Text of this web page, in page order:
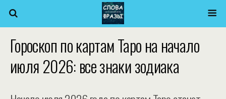
Гороскоп по картам Таро на начало
июля 2026: все знаки зодиака